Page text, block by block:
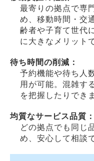
最寄りの拠点で専
め、移動時間・交
齢者や子育て世代
に大きなメリット
待ち時間の削減：
予約機能や待ち人
用が可能。混雑す
を把握したりでき
均質なサービス品質：
どの拠点でも同じ
め、安心して相談